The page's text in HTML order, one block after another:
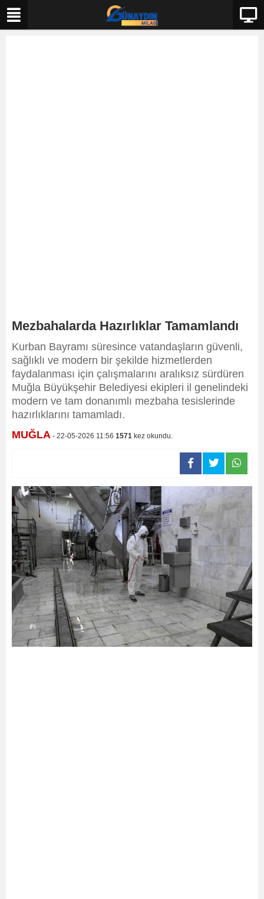
Mezbahalarda Hazırlıklar Tamamlandı
Kurban Bayramı süresince vatandaşların güvenli,
sağlıklı ve modern bir şekilde hizmetlerden
faydalanması için çalışmalarını aralıksız sürdüren
Muğla Büyükşehir Belediyesi ekipleri il genelindeki
modern ve tam donanımlı mezbaha tesislerinde
hazırlıklarını tamamladı.
MUĞLA - 22-05-2026 11:56 1571 kez okundu.